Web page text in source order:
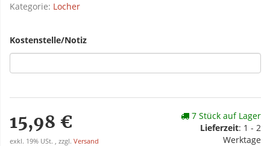
Kategorie: Locher
Kostenstelle/Notiz
15,98 €
exkl. 19% USt. , zzgl. Versand
7 Stück auf Lager
Lieferzeit: 1 - 2
Werktage